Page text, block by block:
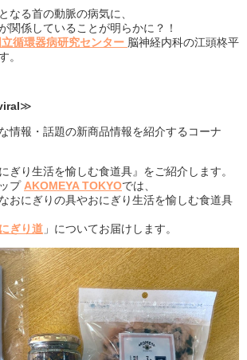
なる首の動脈の病気に、
関係していることが明らかに？！
立循環器病研究センター 脳神経内科の江頭柊平
。
≫
情報・話題の新商品情報を紹介するコーナ
ぎり生活を愉しむ食道具』をご紹介します。
プ AKOMEYA TOKYOでは、
おにぎりの具やおにぎり生活を愉しむ食道具
ぎり道 」についてお届けします。